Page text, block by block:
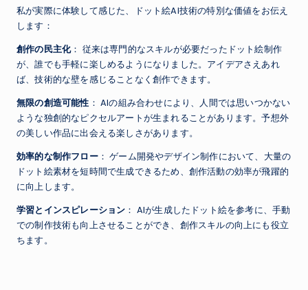
私が実際に体験して感じた、ドット絵AI技術の特別な価値をお伝え
します：
創作の民主化： 従来は専門的なスキルが必要だったドット絵制作
が、誰でも手軽に楽しめるようになりました。アイデアさえあれ
ば、技術的な壁を感じることなく創作できます。
無限の創造可能性 ： AIの組み合わせにより、人間では思いつかない
ような独創的なピクセルアートが生まれることがあります。予想外
の美しい作品に出会える楽しさがあります。
効率的な制作フロー： ゲーム開発やデザイン制作において、大量の
ドット絵素材を短時間で生成できるため、創作活動の効率が飛躍的
に向上します。
学習とインスピレーション ： AIが生成したドット絵を参考に、手動
での制作技術も向上させることができ、創作スキルの向上にも役立
ちます。